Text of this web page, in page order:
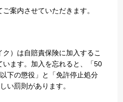
案内させていただきます。
）は自賠責保険に加入するこ
います。加入を忘れると、「50
下の懲役」と「免許停止処分
い罰則があります。